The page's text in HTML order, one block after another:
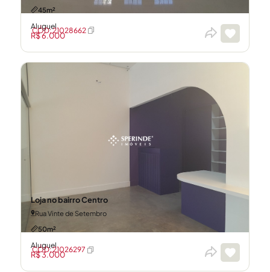
45m²
Aluguel
R$ 6.000
CÓD: 21028662
Loja no bairro Centro
Rua Vinte de Setembro
50m²
Aluguel
R$ 3.000
CÓD: 21026297